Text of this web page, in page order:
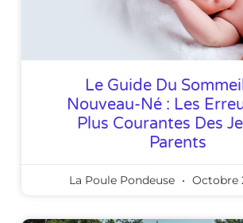
Le Guide Du
Nouveau-Né : Les
Plus Courantes Des
Parents
La Poule Pondeuse Octobre